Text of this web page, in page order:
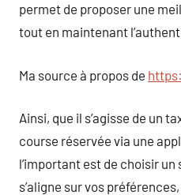
permet de proposer une
tout en maintenant
Ma source à propos de
Ainsi, que il s’agisse de un
course réservée via une
l’important est de choisir
s’aligne sur vos